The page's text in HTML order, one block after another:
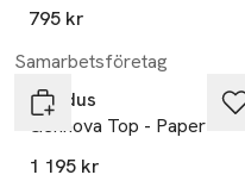
795 kr
Samarbetsföretag
Residus
Gennova Top - Paper
1 195 kr